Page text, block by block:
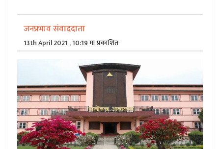
जनप्रभाव संवाददाता
13th April 2021 , 10:19 मा प्रकाशित